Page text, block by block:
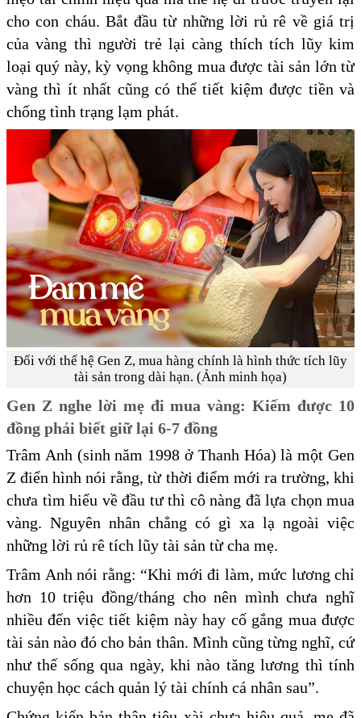
cho con cháu. Bắt đầu từ những lời rủ rê về giá trị
của vàng thì người trẻ lại càng thích tích lũy kim
loại quý này, kỳ vọng không mua được tài sản lớn từ
vàng thì ít nhất cũng có thể tiết kiệm được tiền và
chống tình trạng lạm phát.
Đối với thế hệ Gen Z, mua hàng chính là hình thức tích lũy
tài sản trong dài hạn. (Ảnh minh họa)
Gen Z nghe lời mẹ đi mua vàng: Kiếm được 10
đồng phải biết giữ lại 6-7 đồng
Trâm Anh (sinh năm 1998 ở Thanh Hóa) là một Gen
Z điển hình nói rằng, từ thời điểm mới ra trường, khi
chưa tìm hiểu về đầu tư thì cô nàng đã lựa chọn mua
vàng. Nguyên nhân chẳng có gì xa lạ ngoài việc
những lời rủ rê tích lũy tài sản từ cha mẹ.
Trâm Anh nói rằng: “Khi mới đi làm, mức lương chỉ
hơn 10 triệu đồng/tháng cho nên mình chưa nghĩ
nhiều đến việc tiết kiệm này hay cố gắng mua được
tài sản nào đó cho bản thân. Mình cũng từng nghĩ, cứ
như thế sống qua ngày, khi nào tăng lương thì tính
chuyện học cách quản lý tài chính cá nhân sau”.